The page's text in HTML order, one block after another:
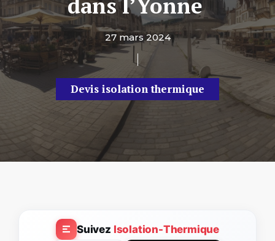
27 mars 2024
Devis isolation thermique
Suivez Isolation-Thermique